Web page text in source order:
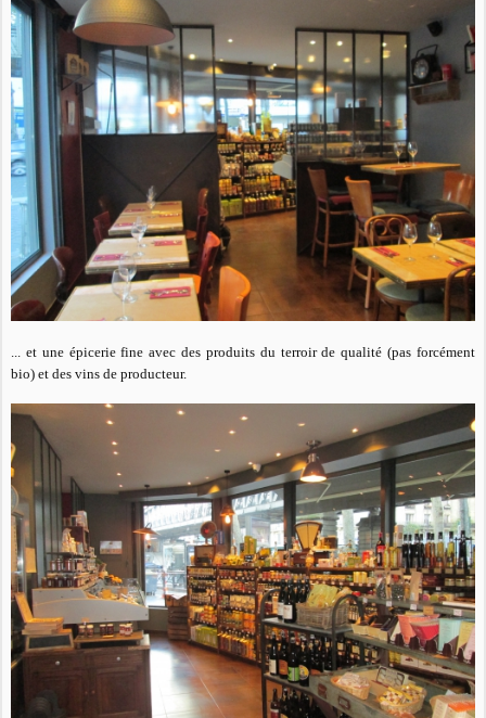
... et une épicerie fine avec des produits du terroir de qualité (pas forcément
bio) et des vins de producteur.